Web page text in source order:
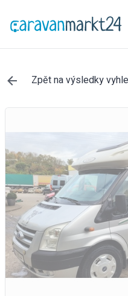
Zpět na výsledky